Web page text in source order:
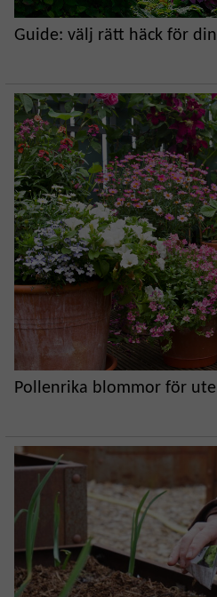
Guide: välj rätt häck för
Pollenrika blommor för